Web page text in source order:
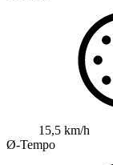
15,5 km/h
Ø-Tempo